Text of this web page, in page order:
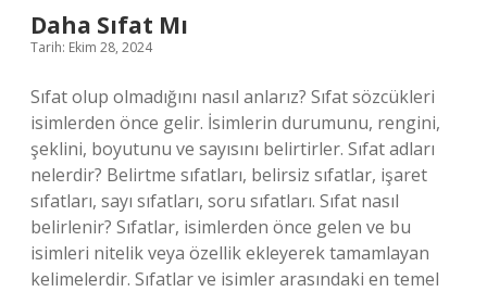
Daha Sıfat Mı
Tarih: Ekim 28, 2024
Sıfat olup olmadığını nasıl anlarız? Sıfat sözcükleri
isimlerden önce gelir. İsimlerin durumunu, rengini,
şeklini, boyutunu ve sayısını belirtirler. Sıfat adları
nelerdir? Belirtme sıfatları, belirsiz sıfatlar, işaret
sıfatları, sayı sıfatları, soru sıfatları. Sıfat nasıl
belirlenir? Sıfatlar, isimlerden önce gelen ve bu
isimleri nitelik veya özellik ekleyerek tamamlayan
kelimelerdir. Sıfatlar ve isimler arasındaki en temel